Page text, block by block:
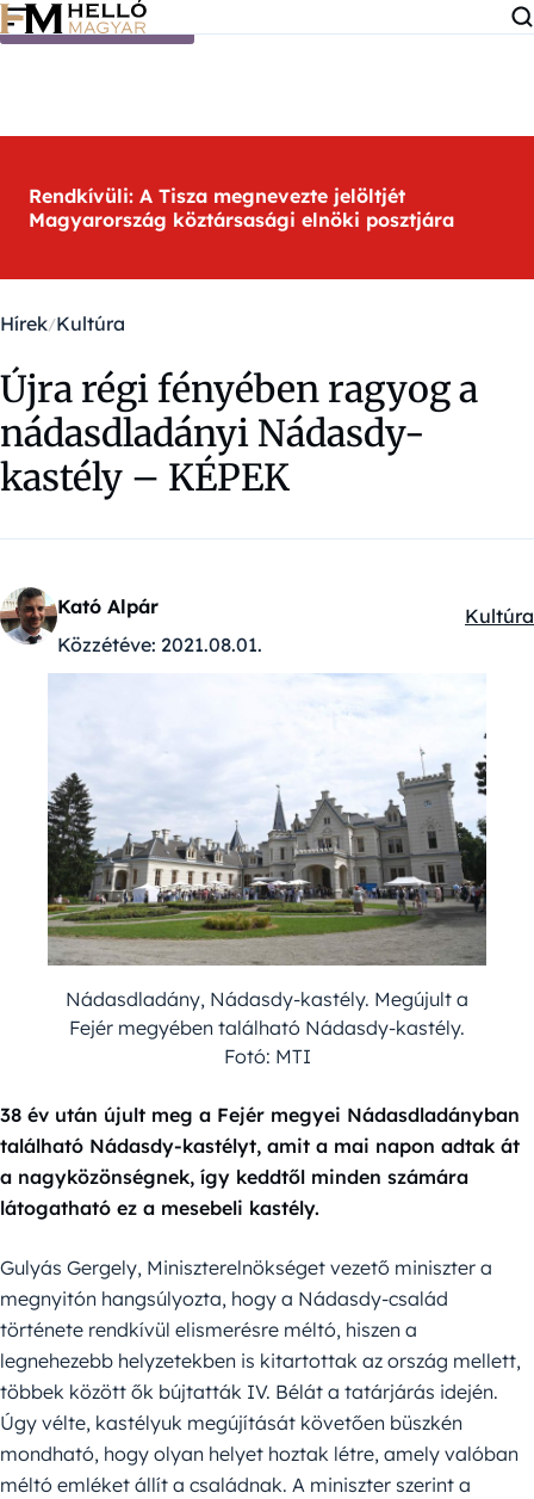
Ugrás a tartalomra
Rendkívüli: A Tisza megnevezte jelöltjét
Magyarország köztársasági elnöki posztjára
Hírek Kultúra
Újra régi fényében ragyog a
nádasdladányi Nádasdy-
kastély – KÉPEK
Kató Alpár
Közzétéve: 2021.08.01.
Kultúra
Nádasdladány, Nádasdy-kastély. Megújult a
Fejér megyében található Nádasdy-kastély.
Fotó: MTI
38 év után újult meg a Fejér megyei Nádasdladányban
található Nádasdy-kastélyt, amit a mai napon adtak át
a nagyközönségnek, így keddtől minden számára
látogatható ez a mesebeli kastély.
Gulyás Gergely, Miniszterelnökséget vezető miniszter a
megnyitón hangsúlyozta, hogy a Nádasdy-család
története rendkívül elismerésre méltó, hiszen a
legnehezebb helyzetekben is kitartottak az ország mellett,
többek között ők bújtatták IV. Bélát a tatárjárás idején.
Úgy vélte, kastélyuk megújítását követően büszkén
mondható, hogy olyan helyet hoztak létre, amely valóban
méltó emléket állít a családnak. A miniszter szerint a